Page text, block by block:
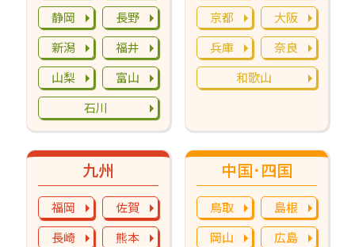
九州
福岡
佐賀
長崎
熊本
中国･四国
鳥取
島根
岡山
広島
静岡
長野
新潟
福井
山梨
富山
石川
京都
大阪
兵庫
奈良
和歌山